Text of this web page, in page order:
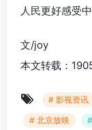
人民更好感受
文/joy
本文转载：
# 影视资讯
# 北京放映